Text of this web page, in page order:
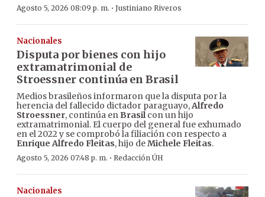
Agosto 5, 2026 08:09 p. m. · Justiniano Riveros
Nacionales
Disputa por bienes con hijo
extramatrimonial de
Stroessner continúa en Brasil
Medios brasileños informaron que la disputa por la
herencia del fallecido dictador paraguayo,Alfredo
Stroessner, continúa en Brasilcon un hijo
extramatrimonial. El cuerpo del general fue exhumado
en el 2022 y se comprobó la filiación con respecto a
Enrique Alfredo Fleitas, hijo deMichele Fleitas.
Agosto 5, 2026 07:48 p. m. · Redacción ÚH
Nacionales